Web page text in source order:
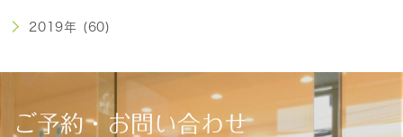
2019年 (60)
ご予約・お問い合わせ